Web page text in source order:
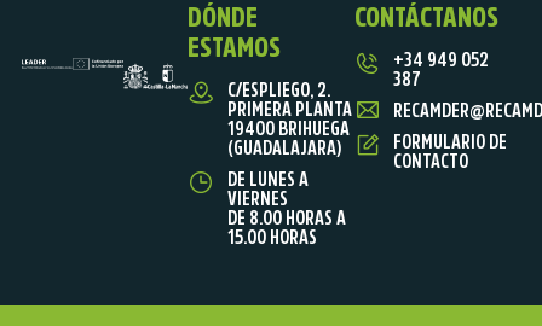
DÓNDE
ESTAMOS
C/ESPLIEGO, 2.
PRIMERA PLANTA
19400 BRIHUEGA
(GUADALAJARA)
DE LUNES A
VIERNES
DE 8.00 HORAS A
15.00 HORAS
CONTÁCTANOS
+34 949 052
387
FORMULARIO DE
CONTACTO